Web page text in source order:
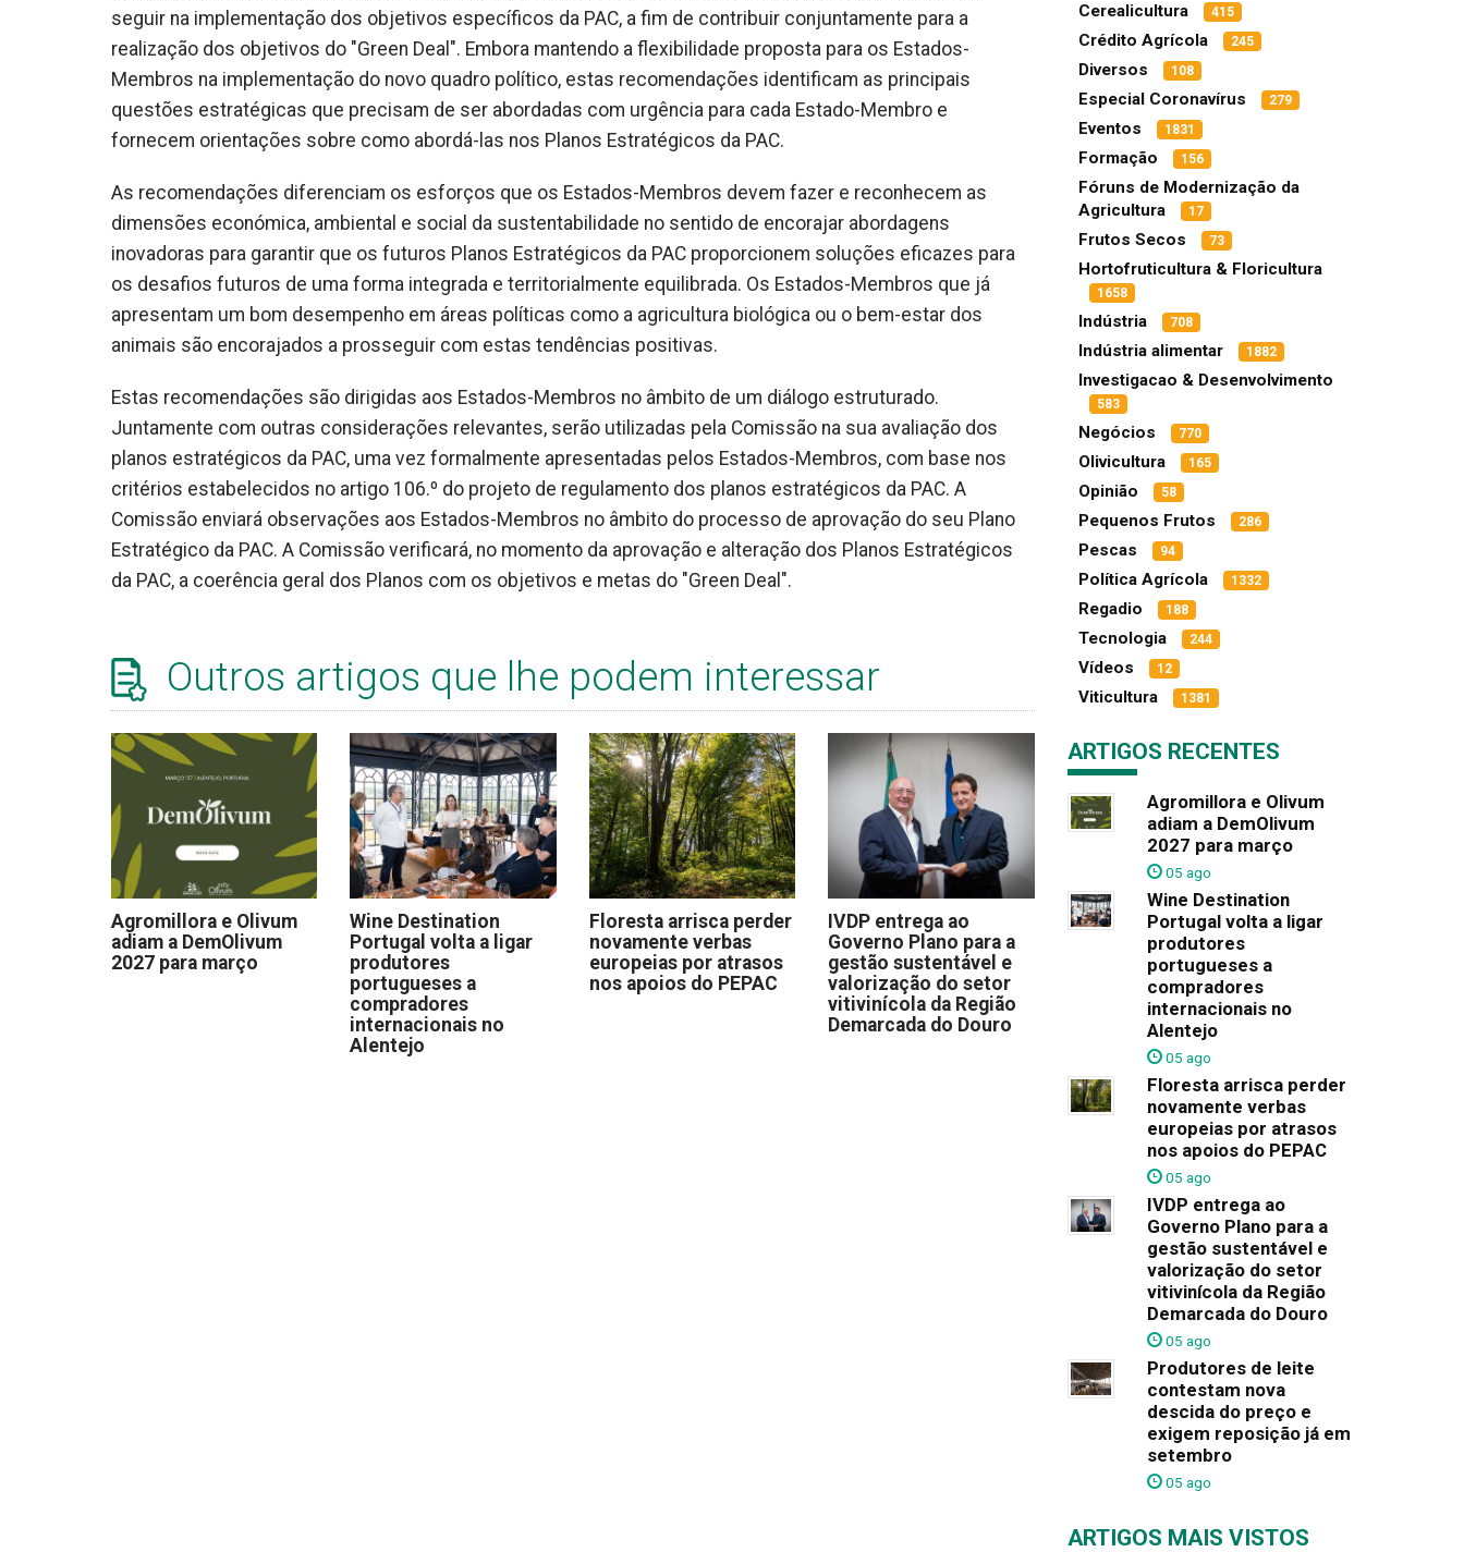
seguir na implementação dos objetivos específicos da PAC, a fim de contribuir conjuntamente para a
realização dos objetivos do "Green Deal". Embora mantendo a flexibilidade proposta para os Estados-
Membros na implementação do novo quadro político, estas recomendações identificam as principais
questões estratégicas que precisam de ser abordadas com urgência para cada Estado-Membro e
fornecem orientações sobre como abordá-las nos Planos Estratégicos da PAC.
As recomendações diferenciam os esforços que os Estados-Membros devem fazer e reconhecem as
dimensões económica, ambiental e social da sustentabilidade no sentido de encorajar abordagens
inovadoras para garantir que os futuros Planos Estratégicos da PAC proporcionem soluções eficazes para
os desafios futuros de uma forma integrada e territorialmente equilibrada. Os Estados-Membros que já
apresentam um bom desempenho em áreas políticas como a agricultura biológica ou o bem-estar dos
animais são encorajados a prosseguir com estas tendências positivas.
Estas recomendações são dirigidas aos Estados-Membros no âmbito de um diálogo estruturado.
Juntamente com outras considerações relevantes, serão utilizadas pela Comissão na sua avaliação dos
planos estratégicos da PAC, uma vez formalmente apresentadas pelos Estados-Membros, com base nos
critérios estabelecidos no artigo 106.º do projeto de regulamento dos planos estratégicos da PAC. A
Comissão enviará observações aos Estados-Membros no âmbito do processo de aprovação do seu Plano
Estratégico da PAC. A Comissão verificará, no momento da aprovação e alteração dos Planos Estratégicos
da PAC, a coerência geral dos Planos com os objetivos e metas do "Green Deal".
Outros artigos que lhe podem interessar
Agromillora e Olivum
adiam a DemOlivum
2027 para março
Wine Destination
Portugal volta a ligar
produtores
portugueses a
compradores
internacionais no
Alentejo
Floresta arrisca perder
novamente verbas
europeias por atrasos
nos apoios do PEPAC
IVDP entrega ao
Governo Plano para a
gestão sustentável e
valorização do setor
vitivinícola da Região
Demarcada do Douro
Cerealicultura 415
Crédito Agrícola 245
Diversos 108
Especial Coronavírus 279
Eventos 1831
Formação 156
Fóruns de Modernização da
Agricultura
17
Frutos Secos 73
Hortofruticultura & Floricultura
1658
Indústria 708
Indústria alimentar 1882
Investigacao & Desenvolvimento
583
Negócios 770
Olivicultura 165
Opinião 58
Pequenos Frutos 286
Pescas 94
Política Agrícola 1332
Regadio 188
Tecnologia 244
Vídeos 12
Viticultura 1381
ARTIGOS RECENTES
Agromillora e Olivum
adiam a DemOlivum
2027 para março
05 ago
Wine Destination
Portugal volta a ligar
produtores
portugueses a
compradores
internacionais no
Alentejo
05 ago
Floresta arrisca perder
novamente verbas
europeias por atrasos
nos apoios do PEPAC
05 ago
IVDP entrega ao
Governo Plano para a
gestão sustentável e
valorização do setor
vitivinícola da Região
Demarcada do Douro
05 ago
Produtores de leite
contestam nova
descida do preço e
exigem reposição já em
setembro
05 ago
ARTIGOS MAIS VISTOS